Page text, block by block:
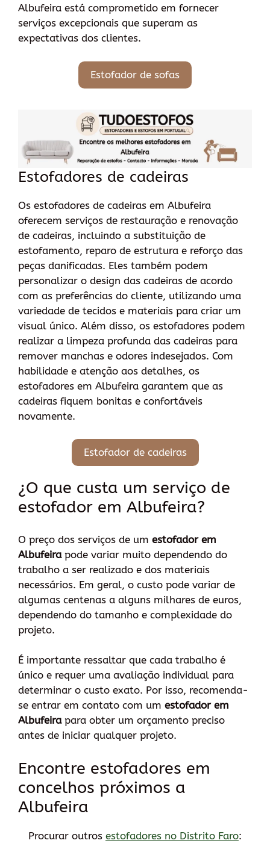
Albufeira está comprometido em fornecer
serviços excepcionais que superam as
expectativas dos clientes.
Estofador de sofas
Estofadores de cadeiras
Os estofadores de cadeiras em Albufeira
oferecem serviços de restauração e renovação
de cadeiras, incluindo a substituição de
estofamento, reparo de estrutura e reforço das
peças danificadas. Eles também podem
personalizar o design das cadeiras de acordo
com as preferências do cliente, utilizando uma
variedade de tecidos e materiais para criar um
visual único. Além disso, os estofadores podem
realizar a limpeza profunda das cadeiras para
remover manchas e odores indesejados. Com
habilidade e atenção aos detalhes, os
estofadores em Albufeira garantem que as
cadeiras fiquem bonitas e confortáveis
novamente.
Estofador de cadeiras
¿O que custa um serviço de
estofador em Albufeira?
O preço dos serviços de um estofador em
Albufeirapode variar muito dependendo do
trabalho a ser realizado e dos materiais
necessários. Em geral, o custo pode variar de
algumas centenas a alguns milhares de euros,
dependendo do tamanho e complexidade do
projeto.
É importante ressaltar que cada trabalho é
único e requer uma avaliação individual para
determinar o custo exato. Por isso, recomenda-
se entrar em contato com um estofador em
Albufeirapara obter um orçamento preciso
antes de iniciar qualquer projeto.
Encontre estofadores em
concelhos próximos a
Albufeira
Procurar outros estofadores no Distrito Faro: